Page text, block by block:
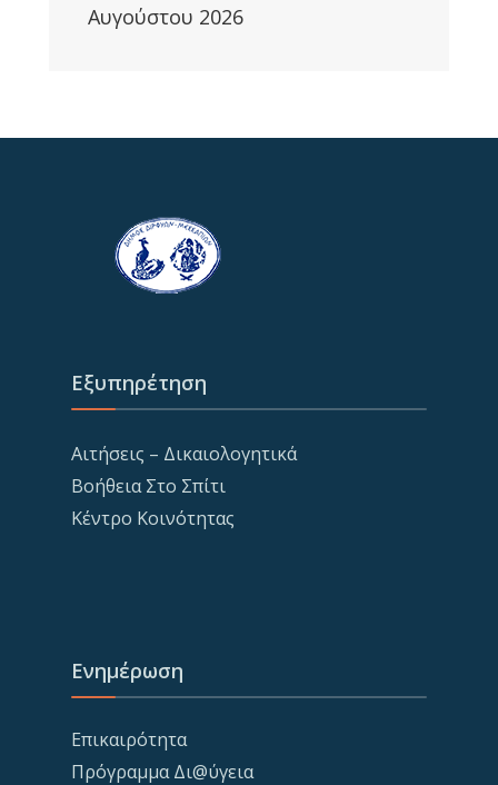
Αυγούστου 2026
Εξυπηρέτηση
Αιτήσεις – Δικαιολογητικά
Βοήθεια Στο Σπίτι
Κέντρο Κοινότητας
Ενημέρωση
Επικαιρότητα
Πρόγραμμα Δι@ύγεια